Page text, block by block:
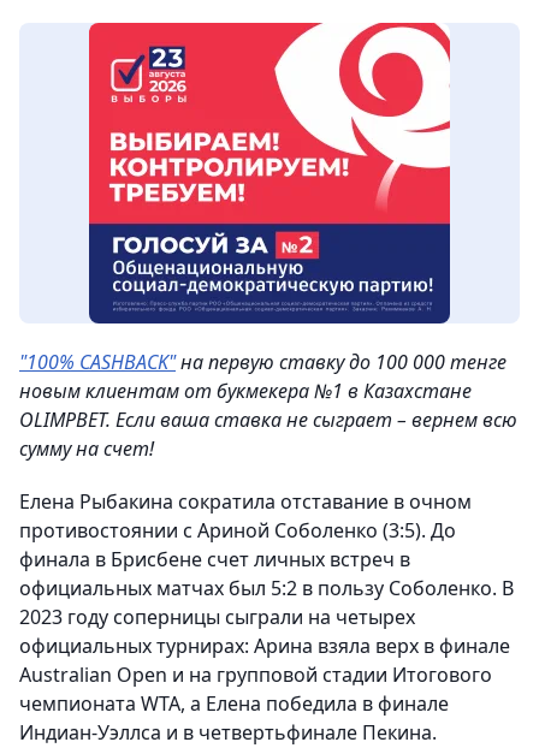
"100% CASHBACK"на первую ставку до 100 000 тенге
новым клиентам от букмекера №1 в Казахстане
OLIMPBET. Если ваша ставка не сыграет – вернем всю
сумму на счет!
Елена Рыбакина сократила отставание в очном
противостоянии с Ариной Соболенко (3:5). До
финала в Брисбене счет личных встреч в
официальных матчах был 5:2 в пользу Соболенко. В
2023 году соперницы сыграли на четырех
официальных турнирах: Арина взяла верх в финале
Australian Open и на групповой стадии Итогового
чемпионата WTA, а Елена победила в финале
Индиан-Уэллса и в четвертьфинале Пекина.